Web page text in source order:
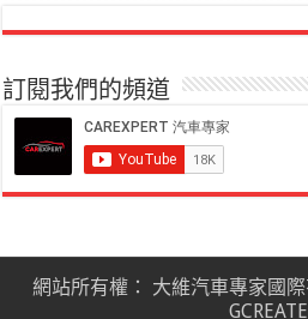
訂閱我們的頻道
網站所有權： 大維汽車專家國
GCREATE